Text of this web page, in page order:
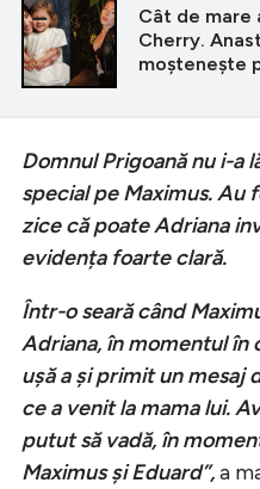
Cât de mare
Cherry.
moștenește
Domnul Prigoană nu i-a
special pe Maximus. Au
zice că poate Adriana
evidența foarte clară.
Într-o seară când
Adriana, în momentul în
ușă a și primit un mesaj
ce a venit la mama lui.
putut să vadă, în
Maximus și Eduard”,a